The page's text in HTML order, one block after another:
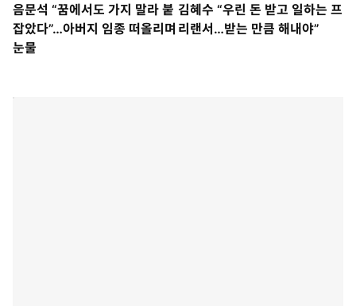
음문석 “꿈에서도 가지 말라 붙
잡았다”…아버지 임종 떠올리며
눈물
김혜수 “우린 돈 받고 일하는 프
리랜서…받는 만큼 해내야”